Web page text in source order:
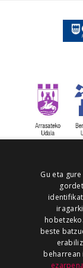
Gu eta
hobetzeko.
beste
beharrean